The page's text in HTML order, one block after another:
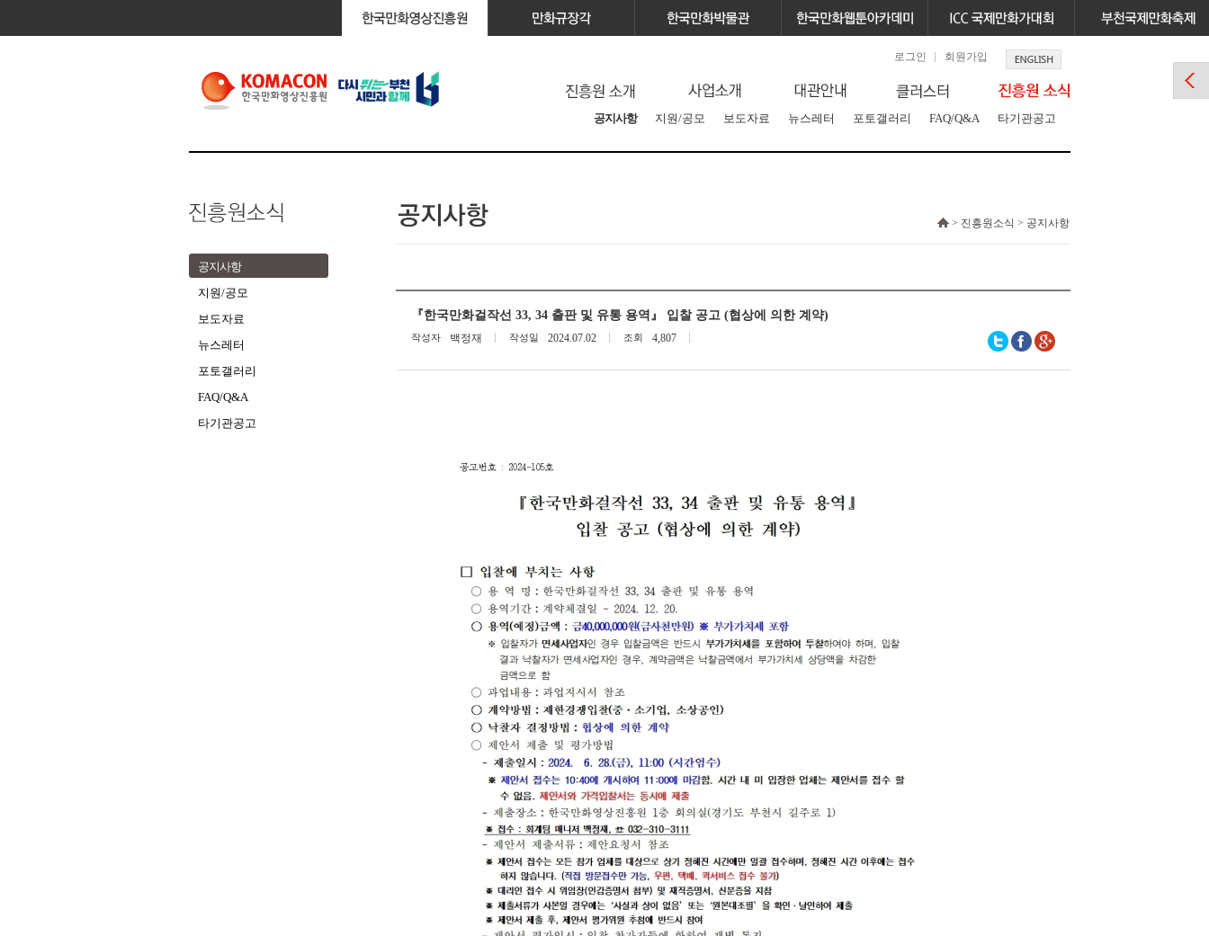
로그인 회원가입
공지사항 지원/공모 보도자료 뉴스레터 포토갤러리 FAQ/Q&A 타기관공고
공지사항
지원/공모
보도자료
뉴스레터
포토갤러리
FAQ/Q&A
타기관공고
> 진흥원소식 > 공지사항
『한국만화걸작선 33, 34 출판 및 유통 용역』 입찰 공고 (협상에 의한 계약)
작성자 백정재 작성일 2024.07.02 조회 4,807